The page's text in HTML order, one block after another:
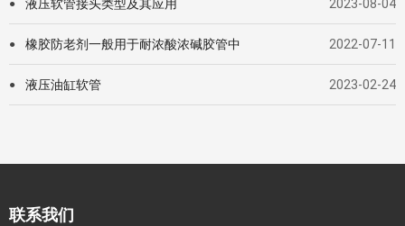
● 液压软管接头类型及其应用 2023-08-04
● 橡胶防老剂一般用于耐浓酸浓碱胶管中 2022-07-11
● 液压油缸软管 2023-02-24
联系我们